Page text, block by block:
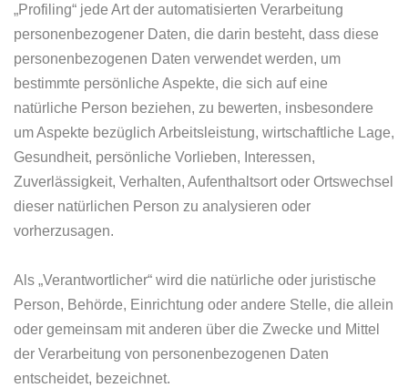
„Profiling“ jede Art der automatisierten Verarbeitung
personenbezogener Daten, die darin besteht, dass diese
personenbezogenen Daten verwendet werden, um
bestimmte persönliche Aspekte, die sich auf eine
natürliche Person beziehen, zu bewerten, insbesondere
um Aspekte bezüglich Arbeitsleistung, wirtschaftliche Lage,
Gesundheit, persönliche Vorlieben, Interessen,
Zuverlässigkeit, Verhalten, Aufenthaltsort oder Ortswechsel
dieser natürlichen Person zu analysieren oder
vorherzusagen.
Als „Verantwortlicher“ wird die natürliche oder juristische
Person, Behörde, Einrichtung oder andere Stelle, die allein
oder gemeinsam mit anderen über die Zwecke und Mittel
der Verarbeitung von personenbezogenen Daten
entscheidet, bezeichnet.